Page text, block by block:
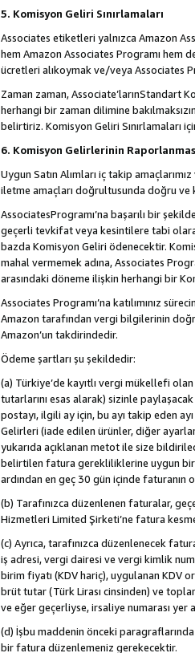
5. Komisyon Geliri Sınırlamaları
Associates etiketleri yalnızca Amazon
hem Amazon Associates Programı hem
ücretleri alıkoymak ve/veya Associates
Zaman zaman, Associate’larınStandart
herhangi bir zaman dilimine
belirtiriz. Komisyon Geliri Sınırlamaları
6. Komisyon Gelirlerinin
Uygun Satın Alımları iç takip
iletme amaçları doğrultusunda doğru ve
AssociatesProgramı’na başarılı bir
geçerli tevkifat veya kesintilere tabi
bazda Komisyon Geliri ödenecektir.
mahal vermemek adına, Associates
arasındaki döneme ilişkin herhangi bir
Associates Programı’na katılımınız
Amazon tarafından vergi bilgilerinin
Amazon’un takdirindedir.
Ödeme şartları şu şekildedir:
(a) Türkiye’de kayıtlı vergi mükellefi
tutarlarını esas alarak) sizinle
postayı, ilgili ay için, bu ayı takip eden
Gelirleri (iade edilen ürünler, diğer
yukarıda açıklanan metot ile size
belirtilen fatura gerekliliklerine uygun bir
ardından en geç 30 gün içinde faturanın
(b) Tarafınızca düzenlenen faturalar,
Hizmetleri Limited Şirketi’ne fatura
(c) Ayrıca, tarafınızca düzenlenecek
iş adresi, vergi dairesi ve vergi kimlik
birim fiyatı (KDV hariç), uygulanan KDV
brüt tutar (Türk Lirası cinsinden) ve
ve eğer geçerliyse, irsaliye numarası yer
(d) İşbu maddenin önceki
bir fatura düzenlemeniz gerekecektir.